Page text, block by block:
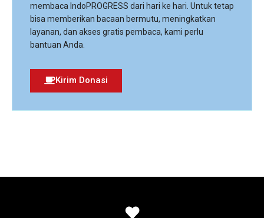
membaca IndoPROGRESS dari hari ke hari. Untuk tetap
bisa memberikan bacaan bermutu, meningkatkan
layanan, dan akses gratis pembaca, kami perlu
bantuan Anda.
Kirim Donasi